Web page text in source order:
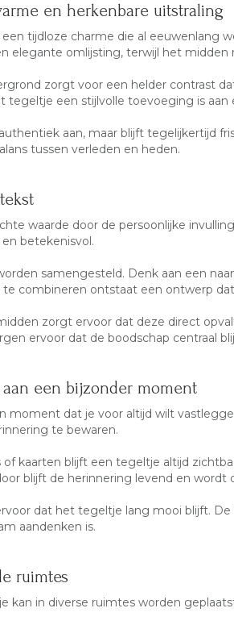
en herkenbare uitstraling
tijdloze charme die al eeuwenlang
elegante omlijsting, terwijl het midden
zorgt voor een helder contrast
tegeltje een stijlvolle toevoeging is aan
aan, maar blijft tegelijkertijd
tussen verleden en heden.
waarde door de persoonlijke
betekenisvol.
samengesteld. Denk aan een
combineren ontstaat een ontwerp
zorgt ervoor dat deze direct
ervoor dat de boodschap centraal
een bijzonder moment
moment dat je voor altijd wilt
te bewaren.
kaarten blijft een tegeltje altijd
blijft de herinnering levend en wordt
dat het tegeltje lang mooi blijft.
aandenken is.
ruimtes
kan in diverse ruimtes worden